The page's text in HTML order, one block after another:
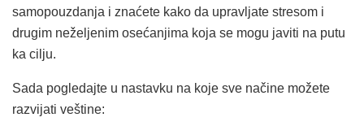
samopouzdanja i znaćete kako da upravljate stresom i
drugim neželjenim osećanjima koja se mogu javiti na putu
ka cilju.
Sada pogledajte u nastavku na koje sve načine možete
razvijati veštine: